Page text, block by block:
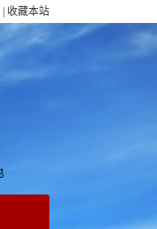
收藏本站